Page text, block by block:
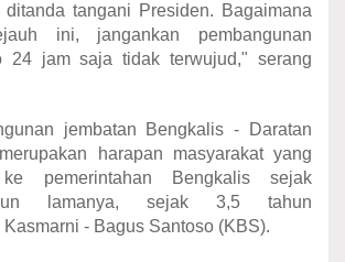
tangani Presiden. Bagaimana
ini, jangankan pembangunan
24 jam saja tidak terwujud," serang
jembatan Bengkalis - Daratan
harapan masyarakat yang
ke pemerintahan Bengkalis sejak
lamanya, sejak 3,5 tahun
- Bagus Santoso (KBS).